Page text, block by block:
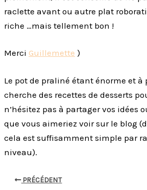
raclette avant ou autre plat
riche …mais tellement bon !
Merci Guillemette )
Le pot de praliné étant énorme et à
cherche des recettes de desserts
n’hésitez pas à partager vos idées
que vous aimeriez voir sur le blog
cela est suffisamment simple par
niveau).
PRÉCÉDENT